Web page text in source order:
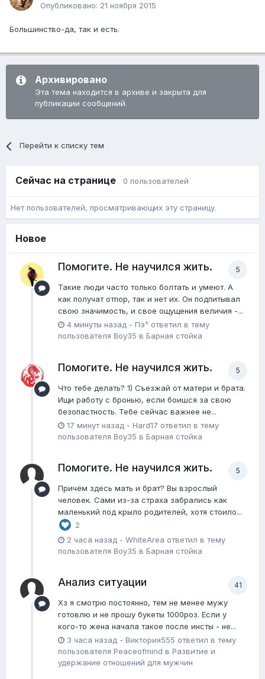
Опубликовано: 21 ноября 2015
Большинство-да, так и есть.
Архивировано
Эта тема находится в архиве и закрыта для
публикации сообщений.
Перейти к списку тем
Сейчас на странице 0 пользователей
Нет пользователей, просматривающих эту страницу.
Новое
5
Помогите. Не научился жить.
Такие люди часто только болтать и умеют. А
как получат отпор, так и нет их. Он подпитывал
свою значимость, и свое ощущения величия -...
4 минуты назад - Пэ^ ответил в тему
пользователя Boy35 в Барная стойка
5
Помогите. Не научился жить.
Что тебе делать? 1) Съезжай от матери и брата.
Ищи работу с бронью, если боишся за свою
безопастность. Тебе сейчас важнее не...
17 минут назад - Hard17 ответил в тему
пользователя Boy35 в Барная стойка
5
Помогите. Не научился жить.
Причём здесь мать и брат? Вы взрослый
человек. Сами из-за страха забрались как
маленький под крыло родителей, хотя стоило...
2
2 часа назад - WhiteArea ответил в тему
пользователя Boy35 в Барная стойка
41
Анализ ситуации
Хз я смотрю постоянно, тем не менее мужу
готовлю и не прошу букеты 1000роз. Если у
кого-то жена начала такое после инсты - не...
3 часа назад - Виктория555 ответил в тему
пользователя Peaceofmind в Pазвитие и
удержание отношений для мужчин